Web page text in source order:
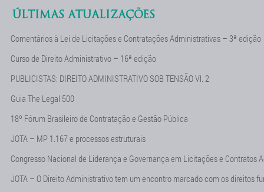
ÚLTIMAS ATUALIZAÇÕES
Comentários à Lei de Licitações e Contratações Administrativas – 3ª edição
Curso de Direito Administrativo – 16ª edição
PUBLICISTAS: DIREITO ADMINISTRATIVO SOB TENSÃO Vl. 2
Guia The Legal 500
18º Fórum Brasileiro de Contratação e Gestão Pública
JOTA – MP 1.167 e processos estruturais
Congresso Nacional de Liderança e Governança em Licitações e Contratos
JOTA – O Direito Administrativo tem um encontro marcado com os direitos